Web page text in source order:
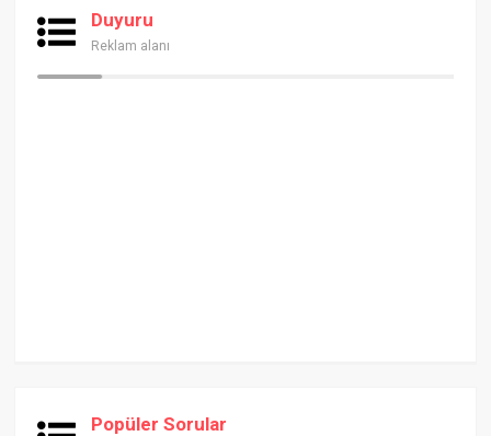
Duyuru
Reklam alanı
Popüler Sorular